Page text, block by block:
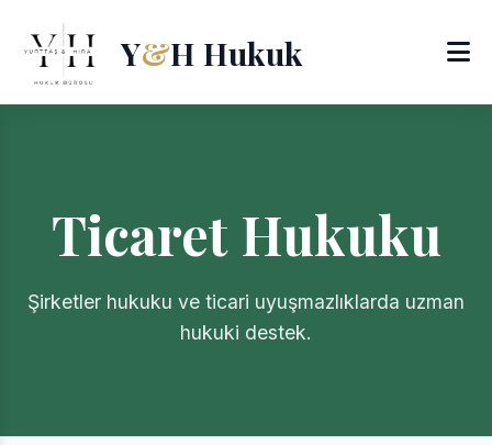
Y&H Hukuk
Ticaret Hukuku
Şirketler hukuku ve ticari uyuşmazlıklarda uzman
hukuki destek.